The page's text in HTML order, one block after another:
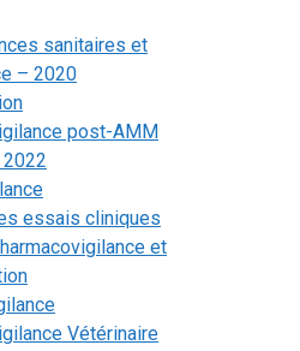
sanitaires et
– 2020
post-AMM
essais cliniques
et
Vétérinaire